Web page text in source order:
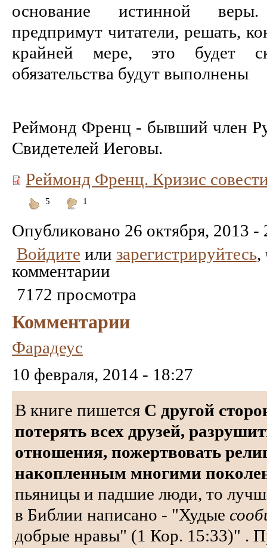
основание истинной
предпримут читатели, решать,
крайней мере, это будет
обязательства будут выполнены
Реймонд Френц - бывший член
Свидетелей Иеговы.
Реймонд Френц. Кризис
5
1
Опубликовано 26 октября, 2013 -
Войдите или зарегистрируйтесь,
комментарии
7172 просмотра
Комментарии
Фарадеус
10 февраля, 2014 - 18:27
В книге пишется С другой
потерять всех друзей,
отношения, пожертвовать
накопленным многими
пьяницы и падшие люди, то
в Библии написано - "Худые
добрые нравы" (1 Кор. 15:33)" .